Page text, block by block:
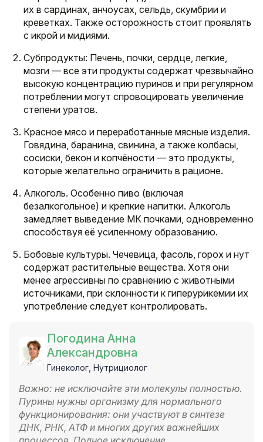
их в сардинах, анчоусах, сельдь, скумбрии и
креветках. Также осторожность стоит проявлять
с икрой и мидиями.
Субпродукты: Печень, почки, сердце, легкие,
мозги — все эти продукты содержат чрезвычайно
высокую концентрацию пуринов и при регулярном
потреблении могут спровоцировать увеличение
степени уратов.
Красное мясо и переработанные мясные изделия.
Говядина, баранина, свинина, а также колбасы,
сосиски, бекон и копчёности — это продукты,
которые желательно ограничить в рационе.
Алкоголь. Особенно пиво (включая
безалкогольное) и крепкие напитки. Алкоголь
замедляет выведение МК почками, одновременно
способствуя её усиленному образованию.
Бобовые культуры. Чечевица, фасоль, горох и нут
содержат растительные вещества. Хотя они
менее агрессивны по сравнению с животными
источниками, при склонности к гиперурикемии их
употребление следует контролировать.
Погодина Анна
Александровна
Гинеколог, Нутрициолог
Важно: не исключайте эти молекулы полностью.
Пурины нужны организму для нормального
функционирования: они участвуют в синтезе
ДНК, РНК, АТФ и многих других важнейших